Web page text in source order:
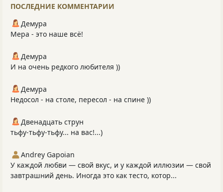
ПОСЛЕДНИЕ КОММЕНТАРИИ
Демура
Мера - это наше всё!
Демура
И на очень редкого любителя ))
Демура
Недосол - на столе, пересол - на спине ))
Двенадцать струн
тьфу-тьфу-тьфу... на вас!...)
Andrey Gapoian
У каждой любви — свой вкус, и у каждой иллюзии — свой
завтрашний день. Иногда это как тесто, котор...